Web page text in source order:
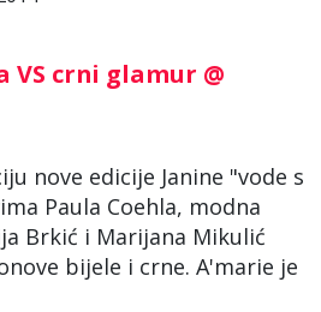
VS crni glamur @
nove edicije Janine "vode s
Paula Coehla, modna
Brkić i Marijana Mikulić
bijele i crne. A'marie je